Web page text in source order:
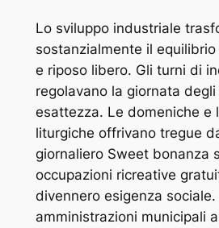
Lo sviluppo industriale
sostanzialmente il
e riposo libero. Gli turni di
regolavano la giornata
esattezza. Le domeniche e
liturgiche offrivano tregue
giornaliero Sweet bonanza
occupazioni ricreative
divennero esigenza sociale.
amministrazioni municipali